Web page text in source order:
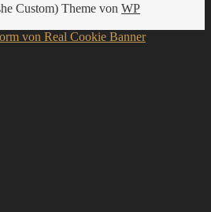
Custom) Theme von WP
von Real Cookie Banner